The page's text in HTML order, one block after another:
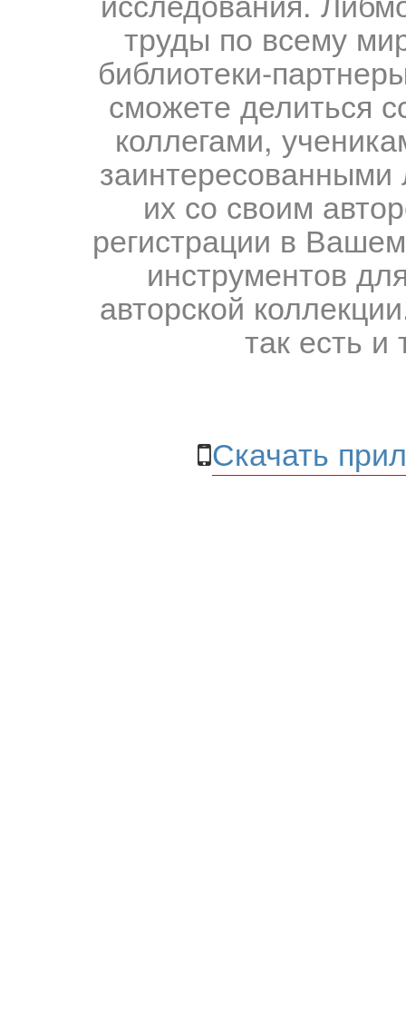
труды по всему
библиотеки-
сможете делиться
коллегами,
их со своим
регистрации в
инструментов
авторской
так есть и
Скачать